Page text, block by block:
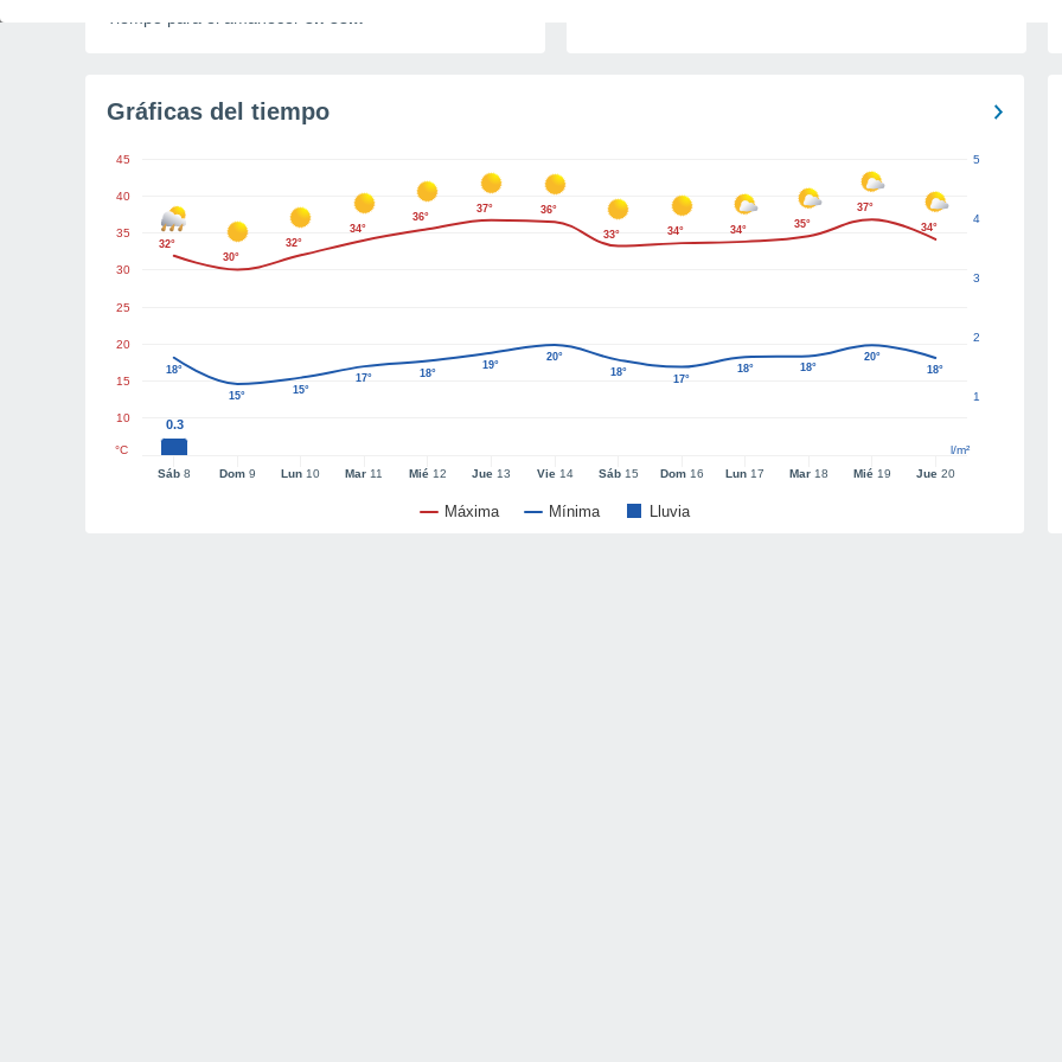
Gráficas del tiempo
Máxima Mínima Lluvia
Sáb8 Dom9 Lun 10 Mar 11 Mié12 Jue13 Vie14 Sáb15 Dom16 Lun 17 Mar18 Mié19 Jue20
10
15
20
25
30
35
40
45
°C
1
2
3
4
5
l/m²
0.3
32°
30°
32°
34°
36°
37° 36°
33° 34° 34° 35°
37°
34°
18°
15° 15°
17° 18°
19°
20°
18°
17°
18° 18°
20°
18°